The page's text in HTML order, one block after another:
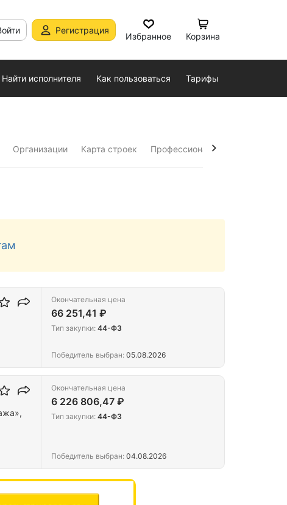
Регистрация
Избранное Корзина
Найти исполнителя Как пользоваться Тарифы
Организации Карта строек
Профессиональная карта
Окончательная цена
66 251,41 ₽
Тип закупки: 44-ФЗ
Победитель выбран: 05.08.2026
Окончательная цена
6 226 806,47 ₽
Тип закупки: 44-ФЗ
Победитель выбран: 04.08.2026